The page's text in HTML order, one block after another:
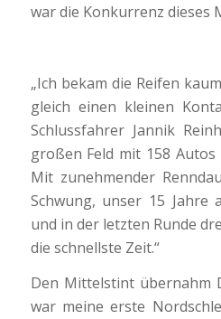
war die Konkurrenz dieses
„Ich bekam die Reifen
gleich einen kleinen
Schlussfahrer Jannik
großen Feld mit 158 Autos
Mit zunehmender
Schwung, unser 15 Jahre
und in der letzten Runde
die schnellste Zeit.“
Den Mittelstint übernahm
war meine erste